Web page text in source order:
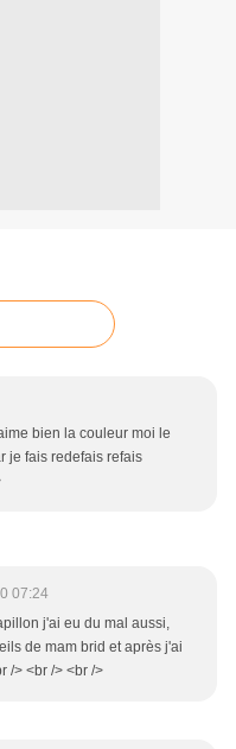
bien la couleur moi le
je fais redefais refais
07:24
j'ai eu du mal aussi,
de mam brid et après j'ai
/> <br /> <br />